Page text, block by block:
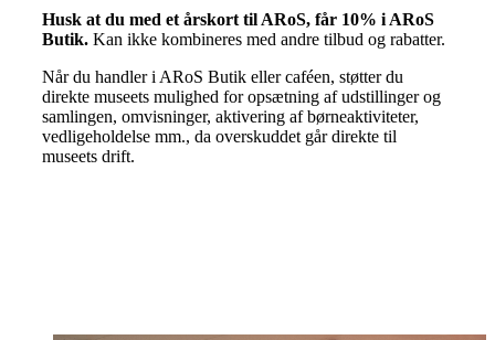
Husk at du med et årskort til ARoS, får 10% i ARoS
Butik. Kan ikke kombineres med andre tilbud og rabatter.
Når du handler i ARoS Butik eller caféen, støtter du
direkte museets mulighed for opsætning af udstillinger og
samlingen, omvisninger, aktivering af børneaktiviteter,
vedligeholdelse mm., da overskuddet går direkte til
museets drift.